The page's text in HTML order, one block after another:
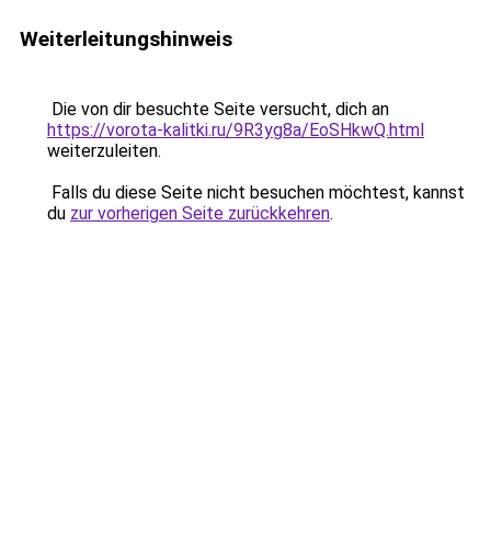
Weiterleitungshinweis
Die von dir besuchte Seite versucht, dich an
https://vorota-kalitki.ru/9R3yg8a/EoSHkwQ.html
weiterzuleiten.
Falls du diese Seite nicht besuchen möchtest, kannst
du zur vorherigen Seite zurückkehren.